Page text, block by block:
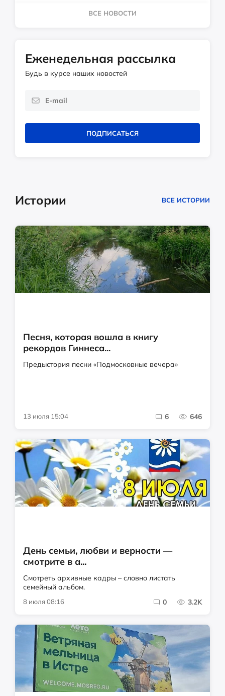
ВСЕ НОВОСТИ
Еженедельная рассылка
Будь в курсе наших новостей
ПОДПИСАТЬСЯ
Истории ВСЕ ИСТОРИИ
Песня, которая вошла в книгу
рекордов Гиннеса...
Предыстория песни «Подмосковные вечера»
13 июля 15:04 6 646
День семьи, любви и верности —
смотрите в а...
Смотреть архивные кадры – словно листать
семейный альбом.
8 июля 08:16 0 3.2K